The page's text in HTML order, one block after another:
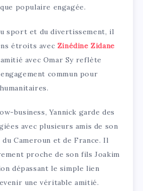
populaire engagée.
sport et du divertissement, il
étroits avec Zinédine Zidane
avec Omar Sy reflète
commun pour
business, Yannick garde des
avec plusieurs amis de son
du Cameroun et de France. Il
proche de son fils Joakim
dépassant le simple lien
une véritable amitié.